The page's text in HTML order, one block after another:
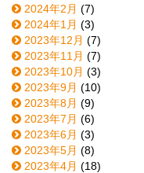
2024年2月 (7)
2024年1月 (3)
2023年12月 (7)
2023年11月 (7)
2023年10月 (3)
2023年9月 (10)
2023年8月 (9)
2023年7月 (6)
2023年6月 (3)
2023年5月 (8)
2023年4月 (18)